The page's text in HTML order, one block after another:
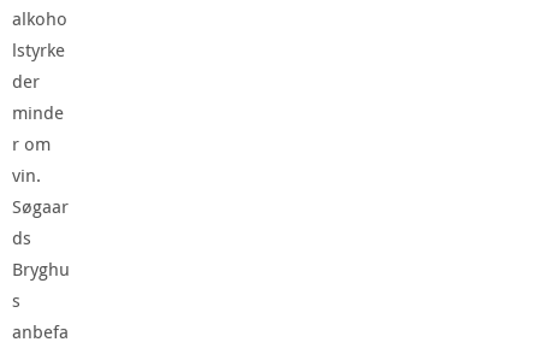
alkoho
lstyrke
der
minde
r om
vin.
Søgaar
ds
Bryghu
s
anbefa